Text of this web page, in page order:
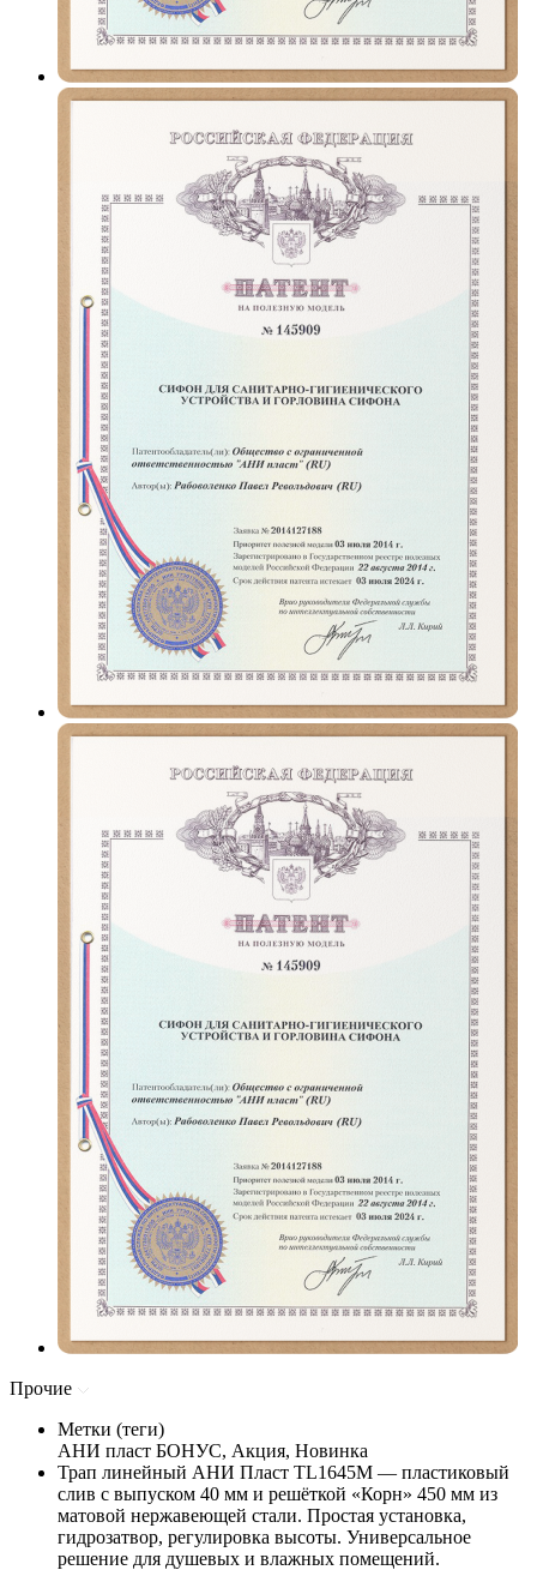
Прочие
Метки (теги)
АНИ пласт БОНУС, Акция, Новинка
Трап линейный АНИ Пласт TL1645M — пластиковый
слив с выпуском 40 мм и решёткой «Корн» 450 мм из
матовой нержавеющей стали. Простая установка,
гидрозатвор, регулировка высоты. Универсальное
решение для душевых и влажных помещений.